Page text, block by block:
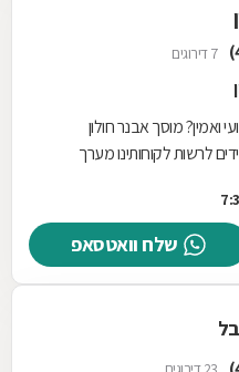
7 דירוגים
מוסך אבנר חולון
לרשות לקוחותינו מערך
שלח וואטסאפ